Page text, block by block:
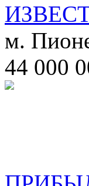
м.
44 000